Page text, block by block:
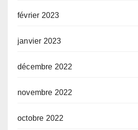
février 2023
janvier 2023
décembre 2022
novembre 2022
octobre 2022